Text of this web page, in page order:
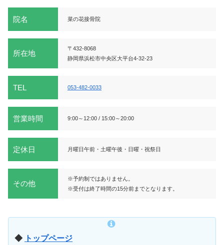
院名 菜の花接骨院
所在地
〒432-8068
静岡県浜松市中央区大平台4-32-23
TEL 053-482-0033
営業時間 9:00～12:00 / 15:00～20:00
定休日 月曜日午前・土曜午後・日曜・祝祭日
その他
※予約制ではありません。
※受付は終了時間の15分前までとなります。
◆ トップページ